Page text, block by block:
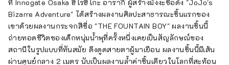
ที่ Innogate Osaka ฮิโรฮิโกะ อารากิ ผู้สร้างมังงะชื่อดัง "JoJo's
Bizarre Adventure" ได้สร้างผลงานศิลปะสาธารณะชิ้นแรกของ
เขาด้วยผลงานกระจกสีชื่อ "THE FOUNTAIN BOY" ผลงานชิ้นนี้
ถ่ายทอดชีวิตของเด็กหนุ่มน้ำพุที่ครั้งหนึ่งเคยเป็นสัญลักษณ์ของ
สถานีในรูปแบบที่ทันสมัย ​​ดึงดูดสายตาผู้มาเยือน ผลงานชิ้นนี้มีเส้น
ผ่านศูนย์กลาง 2 เมตร นับเป็นผลงานล้ำค่าชิ้นเดียวในโลกที่สะท้อน